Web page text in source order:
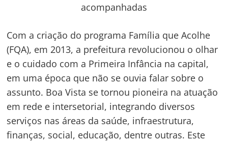
acompanhadas
Com a criação do programa Família que Acolhe
(FQA), em 2013, a prefeitura revolucionou o olhar
e o cuidado com a Primeira Infância na capital,
em uma época que não se ouvia falar sobre o
assunto. Boa Vista se tornou pioneira na atuação
em rede e intersetorial, integrando diversos
serviços nas áreas da saúde, infraestrutura,
finanças, social, educação, dentre outras. Este